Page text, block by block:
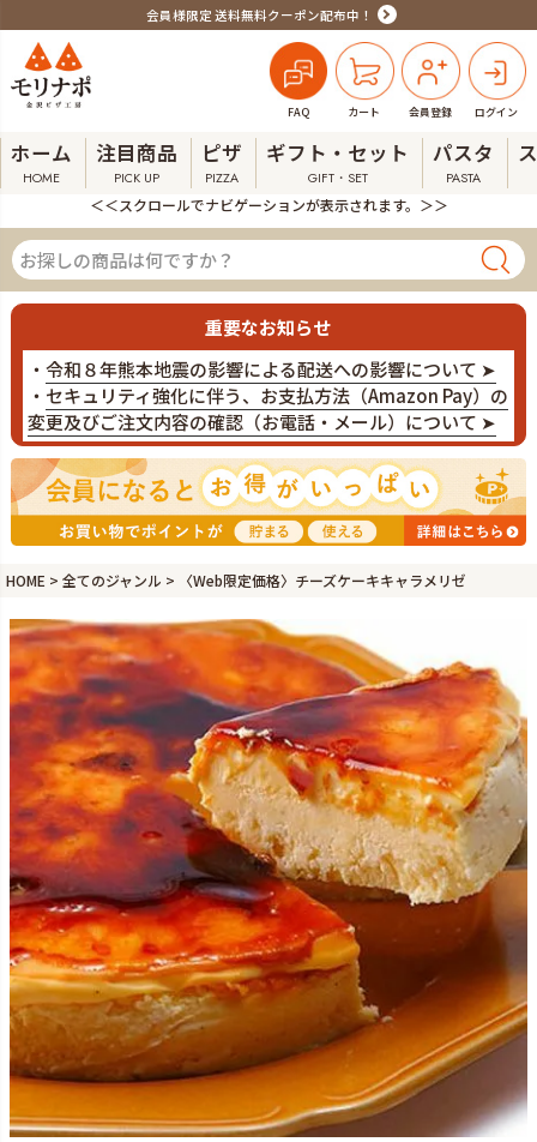
会員様限定 送料無料クーポン配布中！
FAQ カート 会員登録 ログイン
ホーム
HOME
注目商品
PICK UP
ピザ
PIZZA
ギフト・セット
GIFT・SET
パスタ
PASTA
＜＜スクロールでナビゲーションが表示されます。＞＞
重要なお知らせ
・ 令和８年熊本地震の影響による配送への影響について ➤
・ セキュリティ強化に伴う、お支払方法（Amazon Pay）の
変更及びご注文内容の確認（お電話・メール）について ➤
HOME 全てのジャンル 〈Web限定価格〉チーズケーキキャラメリゼ